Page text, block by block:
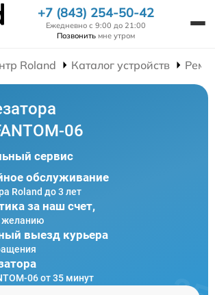
+7 (843) 254-50-42
Ежедневно с 9:00 до 21:00
Позвонить мне утром
Roland Каталог устройств
06
сервис
обслуживание
Roland до 3 лет
за наш счет,
желанию
выезд курьера
06 от 35 минут